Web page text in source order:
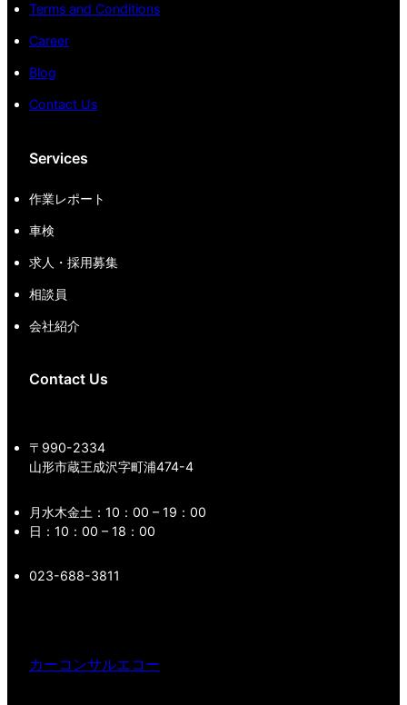
Terms and Conditions
Career
Blog
Contact Us
Services
作業レポート
車検
求人・採用募集
相談員
会社紹介
Contact Us
〒990-2334
山形市蔵王成沢字町浦474-4
月水木金土：10：00 – 19：00
日：10：00 – 18：00
023-688-3811
カーコンサルエコー